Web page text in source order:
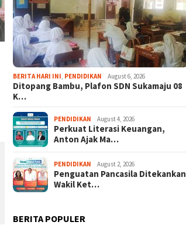
BERITA HARI INI PENDIDIKAN August 6, 2026
Ditopang Bambu, Plafon SDN Sukamaju 08
K…
PENDIDIKAN August 4, 2026
Perkuat Literasi Keuangan,
Anton Ajak Ma…
PENDIDIKAN August 2, 2026
Penguatan Pancasila Ditekankan
Wakil Ket…
BERITA POPULER